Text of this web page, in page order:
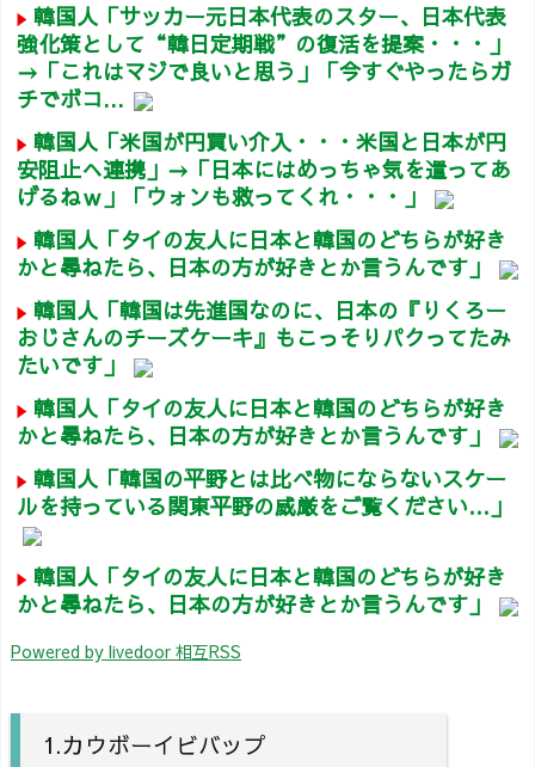
韓国人「サッカー元日本代表のスター、日本代表
強化策として“韓日定期戦”の復活を提案・・・」
→「これはマジで良いと思う」「今すぐやったらガ
チでボコ...
韓国人「米国が円買い介入・・・米国と日本が円
安阻止へ連携」→「日本にはめっちゃ気を遣ってあ
げるねｗ」「ウォンも救ってくれ・・・」
韓国人「タイの友人に日本と韓国のどちらが好き
かと尋ねたら、日本の方が好きとか言うんです」
韓国人「韓国は先進国なのに、日本の『りくろー
おじさんのチーズケーキ』もこっそりパクってたみ
たいです」
韓国人「タイの友人に日本と韓国のどちらが好き
かと尋ねたら、日本の方が好きとか言うんです」
韓国人「韓国の平野とは比べ物にならないスケー
ルを持っている関東平野の威厳をご覧ください…」
韓国人「タイの友人に日本と韓国のどちらが好き
かと尋ねたら、日本の方が好きとか言うんです」
Powered by livedoor 相互RSS
1.カウボーイビバップ